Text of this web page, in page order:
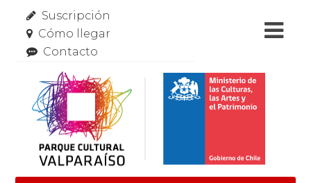
Suscripción
Cómo llegar
Contacto